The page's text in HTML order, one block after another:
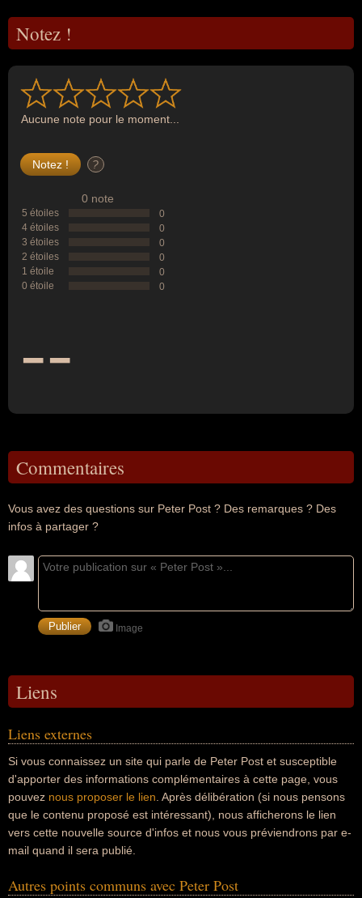
Notez !
Aucune note pour le moment...
?
0 note
5 étoiles
0
4 étoiles
0
3 étoiles
0
2 étoiles
0
1 étoile
0
0 étoile
0
--
Commentaires
Vous avez des questions sur Peter Post ? Des remarques ? Des
infos à partager ?
Image
Liens
Liens externes
Si vous connaissez un site qui parle de Peter Post et susceptible
d'apporter des informations complémentaires à cette page, vous
pouvez nous proposer le lien . Après délibération (si nous pensons
que le contenu proposé est intéressant), nous afficherons le lien
vers cette nouvelle source d'infos et nous vous préviendrons par e-
mail quand il sera publié.
Autres points communs avec Peter Post